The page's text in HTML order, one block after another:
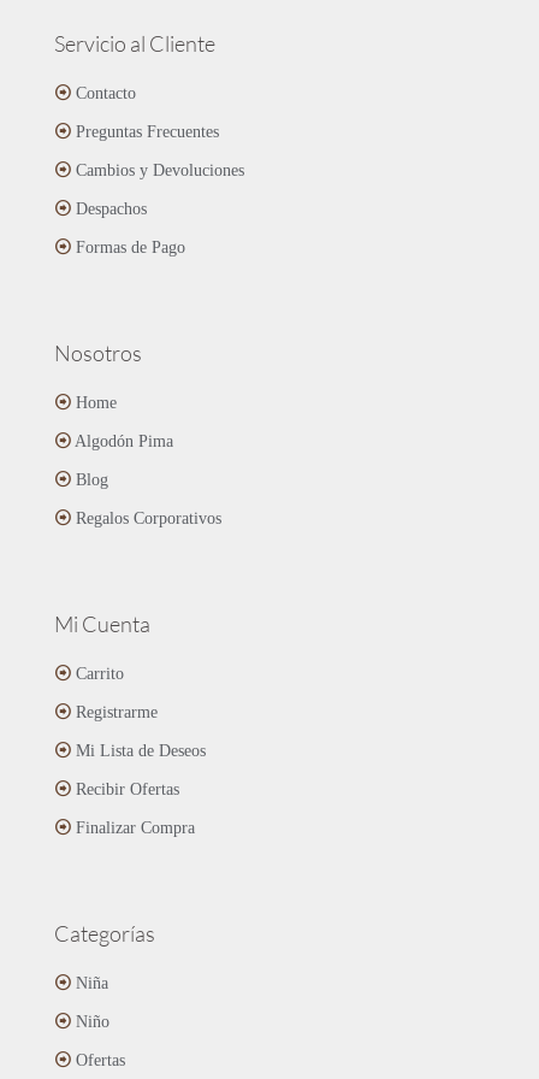
producto
opciones
elegir
producto
Servicio al Cliente
Contacto
Preguntas Frecuentes
Cambios y Devoluciones
Despachos
Formas de Pago
Nosotros
Home
Algodón Pima
Blog
Regalos Corporativos
Mi Cuenta
Carrito
Registrarme
Mi Lista de Deseos
Recibir Ofertas
Finalizar Compra
Categorías
Niña
Niño
Ofertas